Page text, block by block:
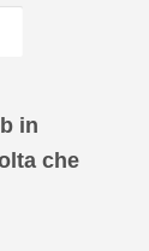
in
che